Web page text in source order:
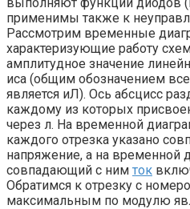
применимы также к
Рассмотрим временные
характеризующие работу
амплитудное значение
иса (общим обозначением
является иЛ). Ось абсцисс
каждому из которых
через л. На временной
каждого отрезка указано
напряжение, а на временной
совпадающий с ним ток
Обратимся к отрезку с
максимальным по модулю